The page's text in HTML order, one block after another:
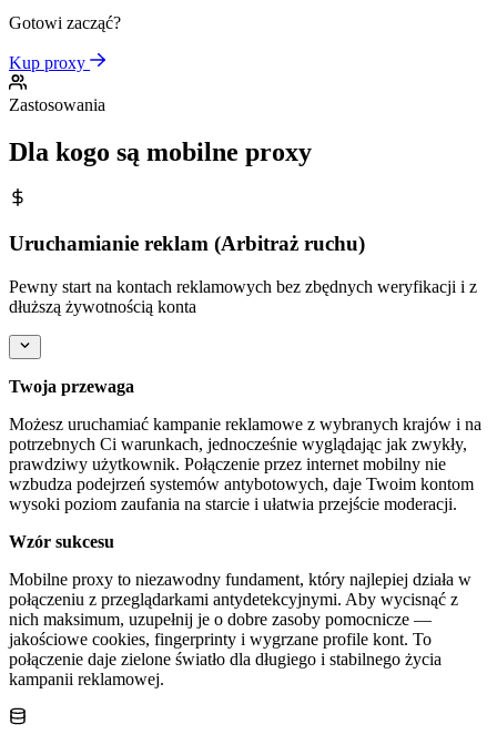
Gotowi zacząć?
Kup proxy
Zastosowania
Dla kogo są mobilne proxy
Uruchamianie reklam (Arbitraż ruchu)
Pewny start na kontach reklamowych bez zbędnych weryfikacji i z
dłuższą żywotnością konta
Twoja przewaga
Możesz uruchamiać kampanie reklamowe z wybranych krajów i na
potrzebnych Ci warunkach, jednocześnie wyglądając jak zwykły,
prawdziwy użytkownik. Połączenie przez internet mobilny nie
wzbudza podejrzeń systemów antybotowych, daje Twoim kontom
wysoki poziom zaufania na starcie i ułatwia przejście moderacji.
Wzór sukcesu
Mobilne proxy to niezawodny fundament, który najlepiej działa w
połączeniu z przeglądarkami antydetekcyjnymi. Aby wycisnąć z
nich maksimum, uzupełnij je o dobre zasoby pomocnicze —
jakościowe cookies, fingerprinty i wygrzane profile kont. To
połączenie daje zielone światło dla długiego i stabilnego życia
kampanii reklamowej.